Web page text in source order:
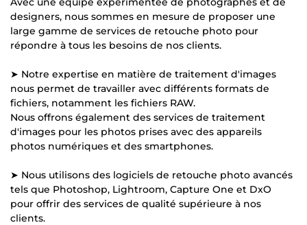
designers, nous sommes en mesure de proposer une
large gamme de services de retouche photo pour
répondre à tous les besoins de nos clients.
➤ Notre expertise en matière de traitement d'images
nous permet de travailler avec différents formats de
fichiers, notamment les fichiers RAW.
Nous offrons également des services de traitement
d'images pour les photos prises avec des appareils
photos numériques et des smartphones.
➤ Nous utilisons des logiciels de retouche photo avancés
tels que Photoshop, Lightroom, Capture One et DxO
pour offrir des services de qualité supérieure à nos
clients.